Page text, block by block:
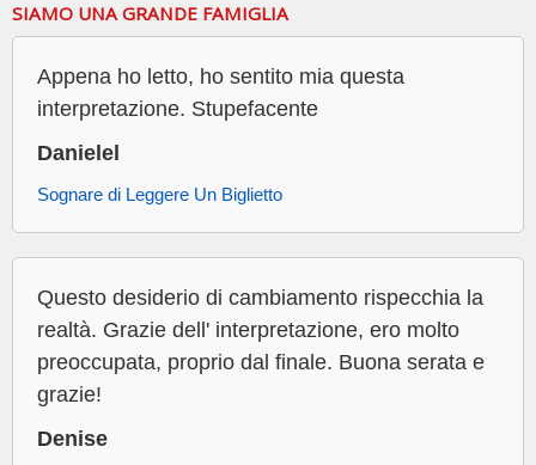
SIAMO UNA GRANDE FAMIGLIA
Appena ho letto, ho sentito mia questa
interpretazione. Stupefacente
Danielel
Sognare di Leggere Un Biglietto
Questo desiderio di cambiamento rispecchia la
realtà. Grazie dell' interpretazione, ero molto
preoccupata, proprio dal finale. Buona serata e
grazie!
Denise